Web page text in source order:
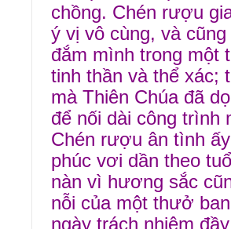
chồng. Chén rượu
ý vị vô cùng, và
đắm mình trong một
tinh thần và thể xác;
mà Thiên Chúa đã
để nối dài công trình
Chén rượu ân tình
phúc vơi dần theo
nàn vì hương sắc
nỗi của một thưở
ngày trách nhiệm